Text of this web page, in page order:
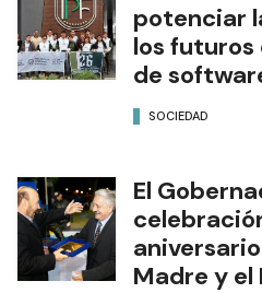
potenciar
los futuros
de
SOCIEDAD
El
Madre y el